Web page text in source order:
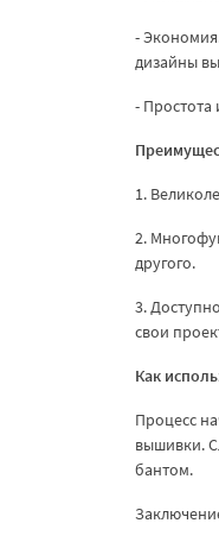
-
дизайны
-
1.
2.
другого.
3.
свои
Как
Процесс
вышивки.
бантом.